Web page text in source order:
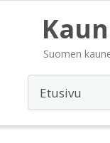
Suomen